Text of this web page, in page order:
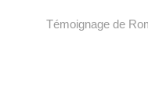
Témoignage de